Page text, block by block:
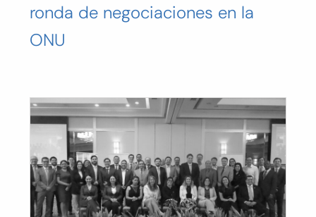
ronda de negociaciones en la
ONU